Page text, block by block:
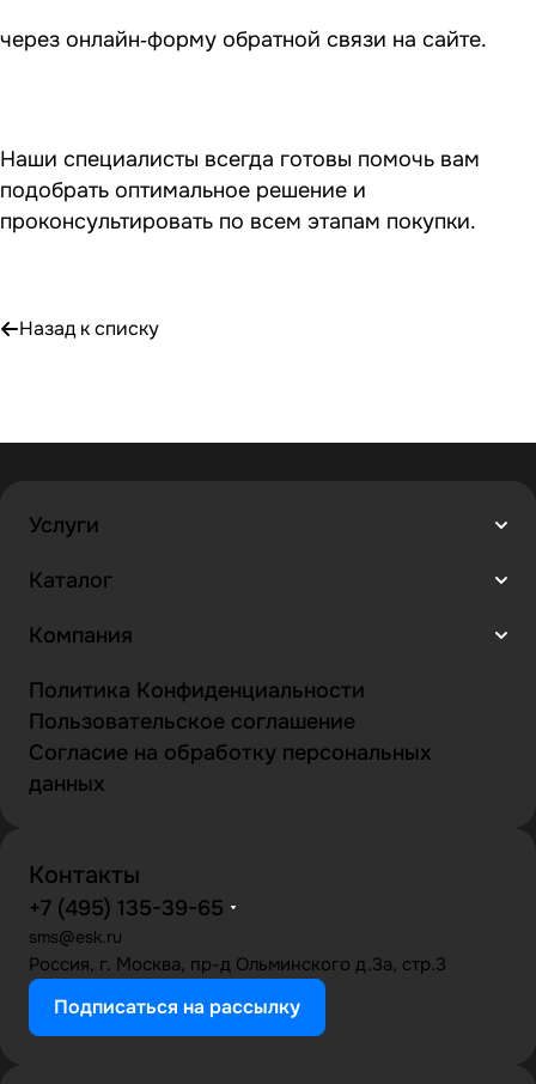
через онлайн‑форму обратной связи на сайте.
Наши специалисты всегда готовы помочь вам
подобрать оптимальное решение и
проконсультировать по всем этапам покупки.
Назад к списку
Услуги
Каталог
Компания
Политика Конфиденциальности
Пользовательское соглашение
Согласие на обработку персональных
данных
Контакты
+7 (495) 135-39-65
sms@esk.ru
Россия, г. Москва, пр-д Ольминского д.3а, стр.3
Подписаться на рассылку